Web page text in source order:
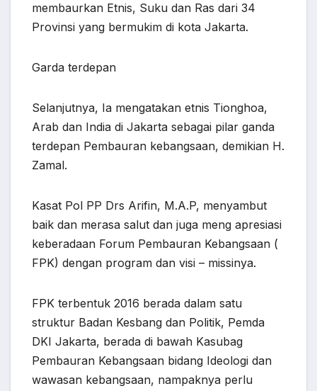
membaurkan Etnis, Suku dan Ras dari 34
Provinsi yang bermukim di kota Jakarta.
Garda terdepan
Selanjutnya, Ia mengatakan etnis Tionghoa,
Arab dan India di Jakarta sebagai pilar ganda
terdepan Pembauran kebangsaan, demikian H.
Zamal.
Kasat Pol PP Drs Arifin, M.A.P, menyambut
baik dan merasa salut dan juga meng apresiasi
keberadaan Forum Pembauran Kebangsaan (
FPK) dengan program dan visi – missinya.
FPK terbentuk 2016 berada dalam satu
struktur Badan Kesbang dan Politik, Pemda
DKI Jakarta, berada di bawah Kasubag
Pembauran Kebangsaan bidang Ideologi dan
wawasan kebangsaan, nampaknya perlu